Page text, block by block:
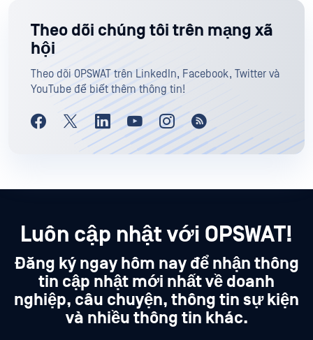
Theo dõi chúng tôi trên mạng xã
hội
Theo dõi OPSWAT trên LinkedIn, Facebook, Twitter và
YouTube để biết thêm thông tin!
Luôn cập nhật với OPSWAT!
Đăng ký ngay hôm nay để nhận thông
tin cập nhật mới nhất về doanh
nghiệp, câu chuyện, thông tin sự kiện
và nhiều thông tin khác.